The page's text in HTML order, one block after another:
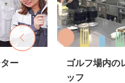
ー
ゴルフ場内の
ッフ